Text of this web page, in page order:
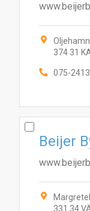
374 31
075-
Beijer
331 34